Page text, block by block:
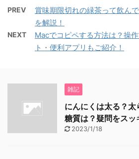
PREV
賞味期限切れの緑茶って飲ん
を解説！
NEXT
Macでコピペする方法は？操
ト・便利アプリもご紹介！
雑記
にんにくは太る？
糖質は？疑問をスッ
2023/1/18